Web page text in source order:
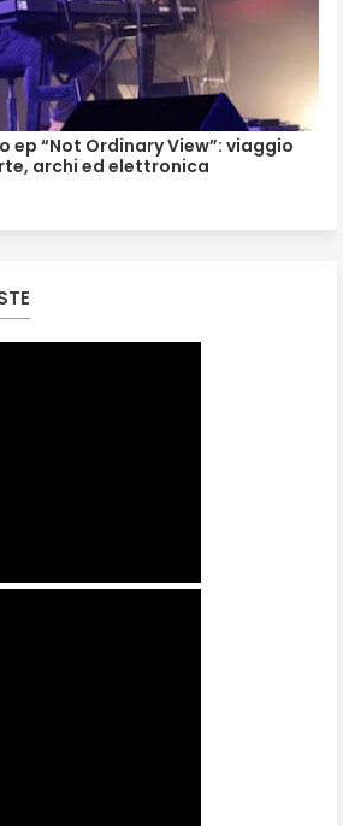
ep “Not Ordinary View”: viaggio
archi ed elettronica